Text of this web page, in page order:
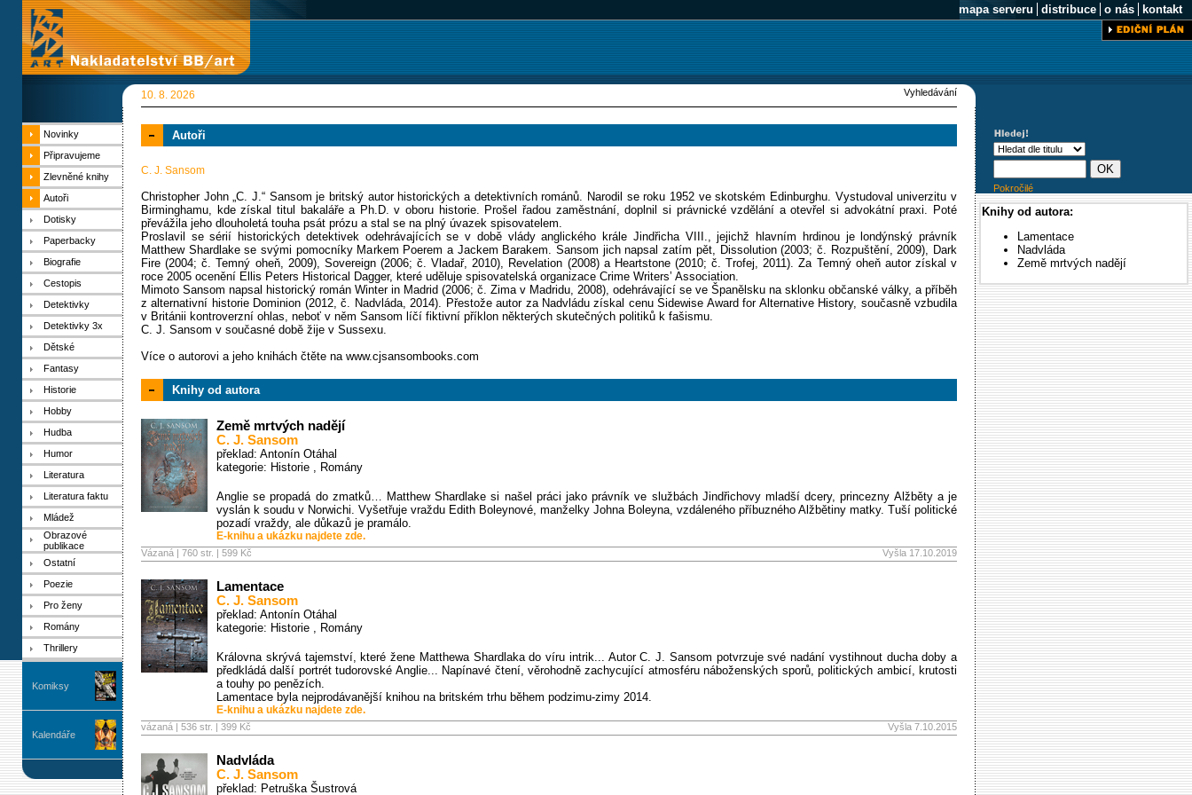
mapa serveru distribuce o nás kontakt
10. 8. 2026 Vyhledávání
Novinky
Připravujeme
Zlevněné knihy
Autoři
Dotisky
Paperbacky
Biografie
Cestopis
Detektivky
Detektivky 3x
Dětské
Fantasy
Historie
Hobby
Hudba
Humor
Literatura
Literatura faktu
Mládež
Obrazové
publikace
Ostatní
Poezie
Pro ženy
Romány
Thrillery
Komiksy
Kalendáře
Autoři
C. J. Sansom
Christopher John „C. J.“ Sansom je britský autor historických a detektivních románů. Narodil se roku 1952 ve skotském Edinburghu. Vystudoval univerzitu v
Birminghamu, kde získal titul bakaláře a Ph.D. v oboru historie. Prošel řadou zaměstnání, doplnil si právnické vzdělání a otevřel si advokátní praxi. Poté
převážila jeho dlouholetá touha psát prózu a stal se na plný úvazek spisovatelem.
Proslavil se sérií historických detektivek odehrávajících se v době vlády anglického krále Jindřicha VIII., jejichž hlavním hrdinou je londýnský právník
Matthew Shardlake se svými pomocníky Markem Poerem a Jackem Barakem. Sansom jich napsal zatím pět, Dissolution (2003; č. Rozpuštění, 2009), Dark
Fire (2004; č. Temný oheň, 2009), Sovereign (2006; č. Vladař, 2010), Revelation (2008) a Heartstone (2010; č. Trofej, 2011). Za Temný oheň autor získal v
roce 2005 ocenění Ellis Peters Historical Dagger, které uděluje spisovatelská organizace Crime Writersʼ Association.
Mimoto Sansom napsal historický román Winter in Madrid (2006; č. Zima v Madridu, 2008), odehrávající se ve Španělsku na sklonku občanské války, a příběh
z alternativní historie Dominion (2012, č. Nadvláda, 2014). Přestože autor za Nadvládu získal cenu Sidewise Award for Alternative History, současně vzbudila
v Británii kontroverzní ohlas, neboť v něm Sansom líčí fiktivní příklon některých skutečných politiků k fašismu.
C. J. Sansom v současné době žije v Sussexu.
Více o autorovi a jeho knihách čtěte na www.cjsansombooks.com
Knihy od autora
Země mrtvých nadějí
C. J. Sansom
překlad: Antonín Otáhal
kategorie: Historie , Romány
Anglie se propadá do zmatků… Matthew Shardlake si našel práci jako právník ve službách Jindřichovy mladší dcery, princezny Alžběty a je
vyslán k soudu v Norwichi. Vyšetřuje vraždu Edith Boleynové, manželky Johna Boleyna, vzdáleného příbuzného Alžbětiny matky. Tuší politické
pozadí vraždy, ale důkazů je pramálo.
E-knihu a ukázku najdete zde.
Vázaná | 760 str. | 599 Kč Vyšla 17.10.2019
Lamentace
C. J. Sansom
překlad: Antonín Otáhal
kategorie: Historie , Romány
Královna skrývá tajemství, které žene Matthewa Shardlaka do víru intrik... Autor C. J. Sansom potvrzuje své nadání vystihnout ducha doby a
předkládá další portrét tudorovské Anglie... Napínavé čtení, věrohodně zachycující atmosféru náboženských sporů, politických ambicí, krutosti
a touhy po penězích.
Lamentace byla nejprodávanější knihou na britském trhu během podzimu-zimy 2014.
E-knihu a ukázku najdete zde.
vázaná | 536 str. | 399 Kč Vyšla 7.10.2015
Nadvláda
C. J. Sansom
překlad: Petruška Šustrová
Pokročilé
Knihy od autora:
Lamentace
Nadvláda
Země mrtvých nadějí